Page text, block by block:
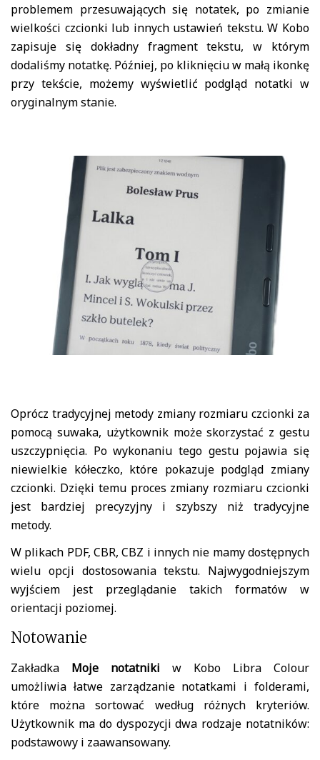
problemem przesuwających się notatek, po zmianie
wielkości czcionki lub innych ustawień tekstu. W Kobo
zapisuje się dokładny fragment tekstu, w którym
dodaliśmy notatkę. Później, po kliknięciu w małą ikonkę
przy tekście, możemy wyświetlić podgląd notatki w
oryginalnym stanie.
Oprócz tradycyjnej metody zmiany rozmiaru czcionki za
pomocą suwaka, użytkownik może skorzystać z gestu
uszczypnięcia. Po wykonaniu tego gestu pojawia się
niewielkie kółeczko, które pokazuje podgląd zmiany
czcionki. Dzięki temu proces zmiany rozmiaru czcionki
jest bardziej precyzyjny i szybszy niż tradycyjne
metody.
W plikach PDF, CBR, CBZ i innych nie mamy dostępnych
wielu opcji dostosowania tekstu. Najwygodniejszym
wyjściem jest przeglądanie takich formatów w
orientacji poziomej.
Notowanie
Zakładka Moje notatniki w Kobo Libra Colour
umożliwia łatwe zarządzanie notatkami i folderami,
które można sortować według różnych kryteriów.
Użytkownik ma do dyspozycji dwa rodzaje notatników:
podstawowy i zaawansowany.